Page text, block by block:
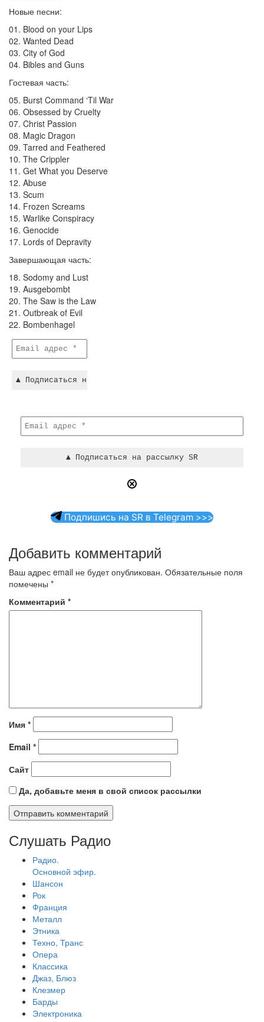
Новые песни:
01. Blood on your Lips
02. Wanted Dead
03. City of God
04. Bibles and Guns
Гостевая часть:
05. Burst Command ‘Til War
06. Obsessed by Cruelty
07. Christ Passion
08. Magic Dragon
09. Tarred and Feathered
10. The Crippler
11. Get What you Deserve
12. Abuse
13. Scum
14. Frozen Screams
15. Warlike Conspiracy
16. Genocide
17. Lords of Depravity
Завершающая часть:
18. Sodomy and Lust
19. Ausgebombt
20. The Saw is the Law
21. Outbreak of Evil
22. Bombenhagel
Подпишись на SR в Telegram >>>
Добавить комментарий
Ваш адрес email не будет опубликован. Обязательные поля
помечены *
Комментарий *
Имя *
Email *
Сайт
Да, добавьте меня в свой список рассылки
Слушать Радио
Радио.
Основной эфир.
Шансон
Рок
Франция
Металл
Этника
Техно, Транс
Опера
Классика
Джаз, Блюз
Клезмер
Барды
Электроника